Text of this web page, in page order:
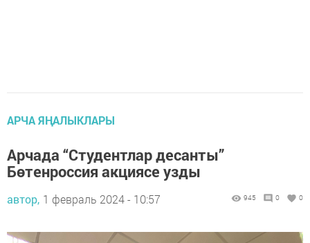
АРЧА ЯҢАЛЫКЛАРЫ
Арчада “Студентлар десанты”
Бөтенроссия акциясе узды
автор, 1 февраль 2024 - 10:57 945 0 0